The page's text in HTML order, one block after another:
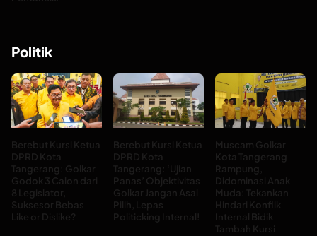
Politik
Berebut Kursi Ketua
DPRD Kota
Tangerang: Golkar
Godok 3 Calon dari
8 Legislator,
Suksesor Bebas
Like or Dislike?
Berebut Kursi Ketua
DPRD Kota
Tangerang: ‘Ujian
Panas’ Objektivitas
Golkar Jangan Asal
Pilih, Lepas
Politicking Internal!
Muscam Golkar
Kota Tangerang
Rampung,
Didominasi Anak
Muda: Tekankan
Hindari Konflik
Internal Bidik
Tambah Kursi